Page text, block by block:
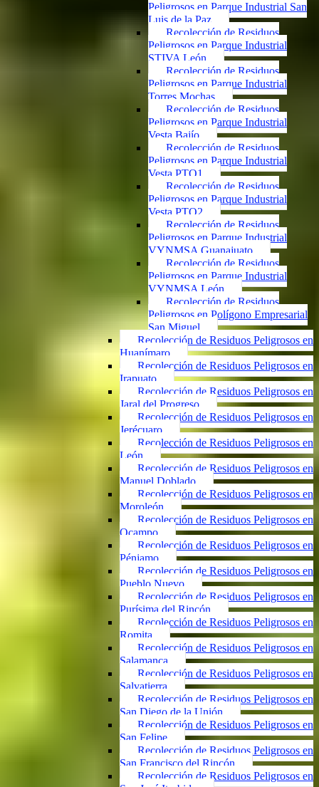
Peligrosos en Parque Industrial San
Luis de la Paz
Recolección de Residuos
Peligrosos en Parque Industrial
STIVA León
Recolección de Residuos
Peligrosos en Parque Industrial
Torres Mochas
Recolección de Residuos
Peligrosos en Parque Industrial
Vesta Bajío
Recolección de Residuos
Peligrosos en Parque Industrial
Vesta PTO1
Recolección de Residuos
Peligrosos en Parque Industrial
Vesta PTO2
Recolección de Residuos
Peligrosos en Parque Industrial
VYNMSA Guanajuato
Recolección de Residuos
Peligrosos en Parque Industrial
VYNMSA León
Recolección de Residuos
Peligrosos en Polígono Empresarial
San Miguel
Recolección de Residuos Peligrosos en
Huanímaro
Recolección de Residuos Peligrosos en
Irapuato
Recolección de Residuos Peligrosos en
Jaral del Progreso
Recolección de Residuos Peligrosos en
Jerécuaro
Recolección de Residuos Peligrosos en
León
Recolección de Residuos Peligrosos en
Manuel Doblado
Recolección de Residuos Peligrosos en
Moroleón
Recolección de Residuos Peligrosos en
Ocampo
Recolección de Residuos Peligrosos en
Pénjamo
Recolección de Residuos Peligrosos en
Pueblo Nuevo
Recolección de Residuos Peligrosos en
Purísima del Rincón
Recolección de Residuos Peligrosos en
Romita
Recolección de Residuos Peligrosos en
Salamanca
Recolección de Residuos Peligrosos en
Salvatierra
Recolección de Residuos Peligrosos en
San Diego de la Unión
Recolección de Residuos Peligrosos en
San Felipe
Recolección de Residuos Peligrosos en
San Francisco del Rincón
Recolección de Residuos Peligrosos en